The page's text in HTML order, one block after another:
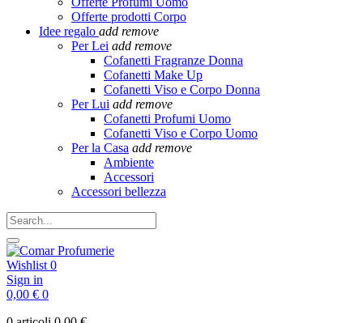
Offerte prodotti Corpo
Idee regalo add remove
Per Lei add remove
Cofanetti Fragranze Donna
Cofanetti Make Up
Cofanetti Viso e Corpo Donna
Per Lui add remove
Cofanetti Profumi Uomo
Cofanetti Viso e Corpo Uomo
Per la Casa add remove
Ambiente
Accessori
Accessori bellezza
Wishlist 0
Sign in
0,00 € 0